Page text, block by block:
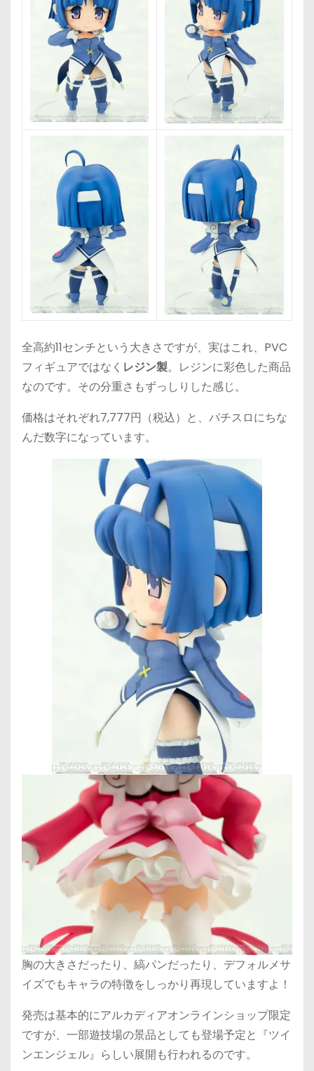
全高約11センチという大きさですが、実はこれ、PVC
フィギュアではなく レジン製。レジンに彩色した商品
なのです。その分重さもずっしりした感じ。
価格はそれぞれ7,777円（税込）と、パチスロにちな
んだ数字になっています。
胸の大きさだったり、縞パンだったり、デフォルメサ
イズでもキャラの特徴をしっかり再現していますよ！
発売は基本的にアルカディアオンラインショップ限定
ですが、一部遊技場の景品としても登場予定と『ツイ
ンエンジェル』らしい展開も行われるのです。